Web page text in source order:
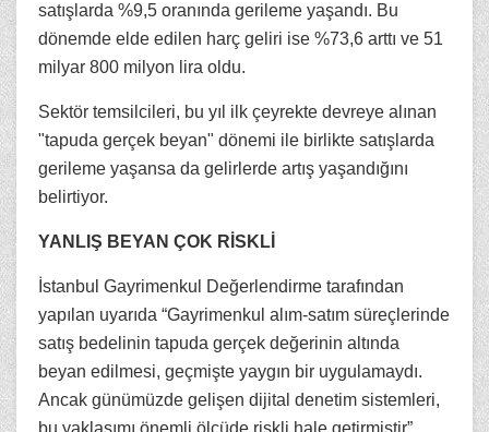
satışlarda %9,5 oranında gerileme yaşandı. Bu
dönemde elde edilen harç geliri ise %73,6 arttı ve 51
milyar 800 milyon lira oldu.
Sektör temsilcileri, bu yıl ilk çeyrekte devreye alınan
"tapuda gerçek beyan" dönemi ile birlikte satışlarda
gerileme yaşansa da gelirlerde artış yaşandığını
belirtiyor.
YANLIŞ BEYAN ÇOK RİSKLİ
İstanbul Gayrimenkul Değerlendirme tarafından
yapılan uyarıda “Gayrimenkul alım-satım süreçlerinde
satış bedelinin tapuda gerçek değerinin altında
beyan edilmesi, geçmişte yaygın bir uygulamaydı.
Ancak günümüzde gelişen dijital denetim sistemleri,
bu yaklaşımı önemli ölçüde riskli hale getirmiştir”